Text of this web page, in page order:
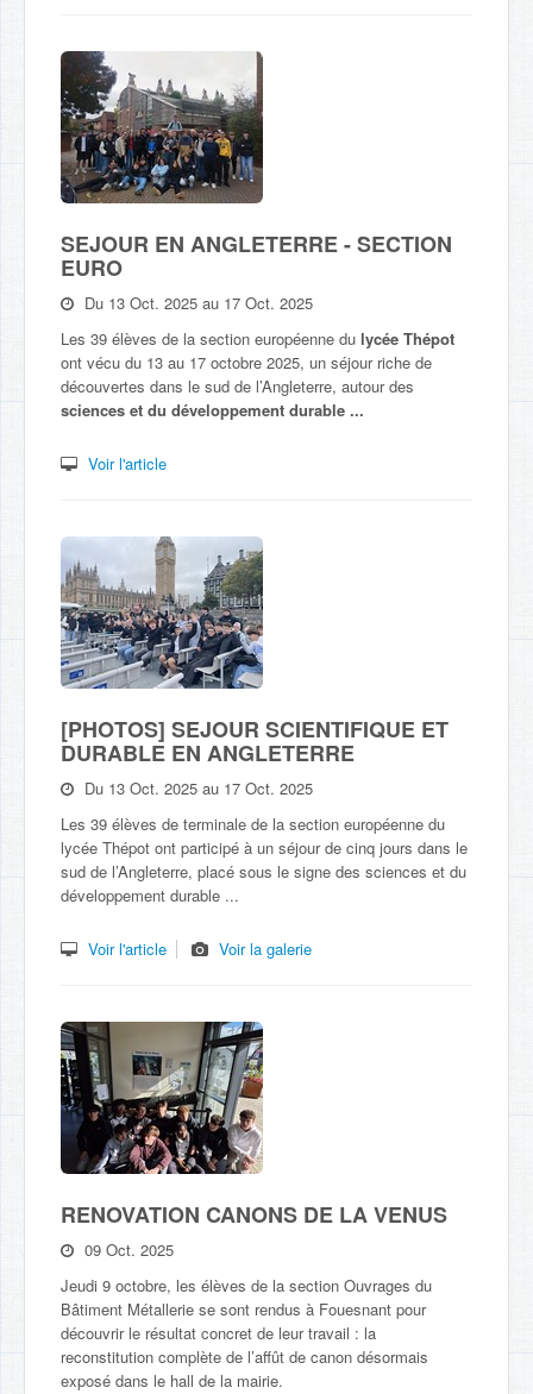
SEJOUR EN ANGLETERRE - SECTION
EURO
Du 13 Oct. 2025 au 17 Oct. 2025
Les 39 élèves de la section européenne du lycée Thépot
ont vécu du 13 au 17 octobre 2025, un séjour riche de
découvertes dans le sud de l’Angleterre, autour des
sciences et du développement durable ...
Voir l'article
[PHOTOS] SEJOUR SCIENTIFIQUE ET
DURABLE EN ANGLETERRE
Du 13 Oct. 2025 au 17 Oct. 2025
Les 39 élèves de terminale de la section européenne du
lycée Thépot ont participé à un séjour de cinq jours dans le
sud de l’Angleterre, placé sous le signe des sciences et du
développement durable ...
Voir l'article Voir la galerie
RENOVATION CANONS DE LA VENUS
09 Oct. 2025
Jeudi 9 octobre, les élèves de la section Ouvrages du
Bâtiment Métallerie se sont rendus à Fouesnant pour
découvrir le résultat concret de leur travail : la
reconstitution complète de l’affût de canon désormais
exposé dans le hall de la mairie.